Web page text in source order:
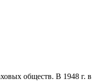
обществ. В 1948 г. в